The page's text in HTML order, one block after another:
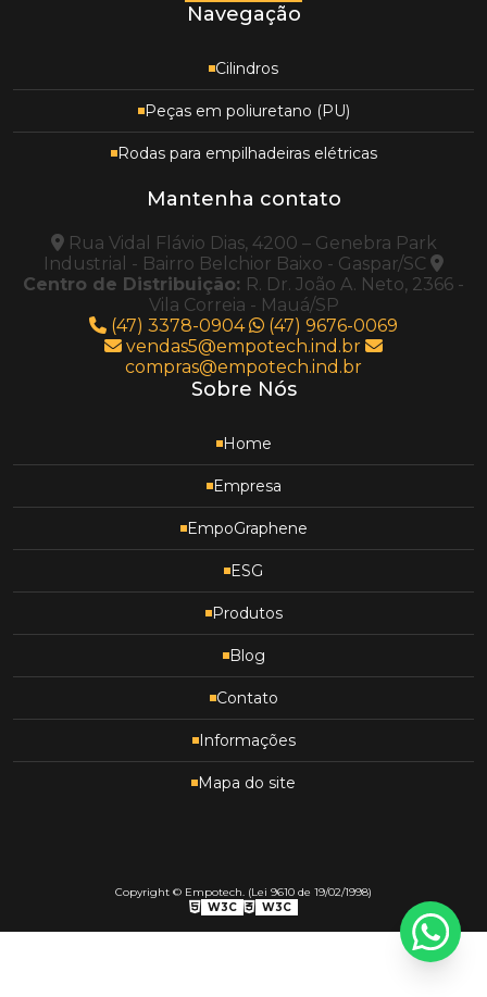
Navegação
Cilindros
Peças em poliuretano (PU)
Rodas para empilhadeiras elétricas
Mantenha contato
Rua Vidal Flávio Dias, 4200 – Genebra Park
Industrial - Bairro Belchior Baixo - Gaspar/SC
Centro de Distribuição: R. Dr. João A. Neto, 2366 -
Vila Correia - Mauá/SP
(47) 3378-0904
(47) 9676-0069
vendas5@empotech.ind.br
compras@empotech.ind.br
Sobre Nós
Home
Empresa
EmpoGraphene
ESG
Produtos
Blog
Contato
Informações
Mapa do site
Copyright © Empotech. (Lei 9610 de 19/02/1998)
W3C
W3C